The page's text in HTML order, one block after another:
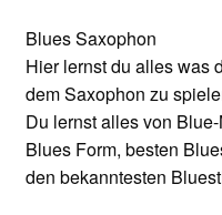
Blues Saxophon
Hier lernst du alles was
dem Saxophon zu
Du lernst alles von
Blues Form, besten
den bekanntesten